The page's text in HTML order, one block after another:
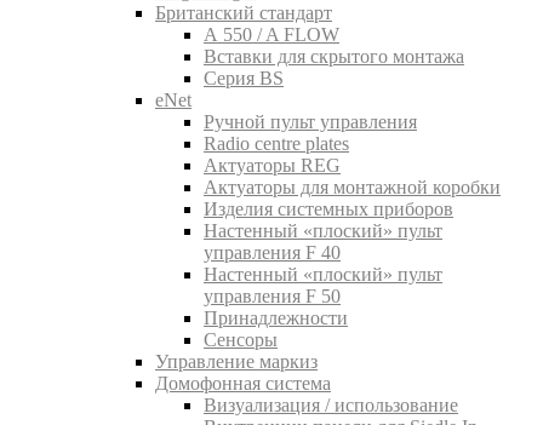
Британский стандарт
A 550 / A FLOW
Вставки для скрытого монтажа
Серия BS
eNet
Pучной пульт управления
Radio centre plates
Актуаторы REG
Актуаторы для монтажной коробки
Изделия системных приборов
Настенный «плоский» пульт
управления F 40
Настенный «плоский» пульт
управления F 50
Принадлежности
Сенсоры
Управление маркиз
Домофонная система
Визуализация / использование